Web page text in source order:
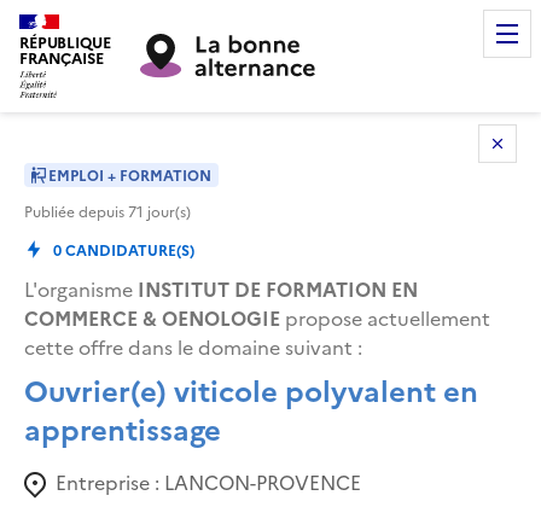
RÉPUBLIQUE
FRANÇAISE
EMPLOI + FORMATION
Publiée depuis71 jour(s)
0CANDIDATURE(S)
L'organisme INSTITUT DE FORMATION EN
COMMERCE & OENOLOGIE propose actuellement
cette offre dans le domaine suivant :
Ouvrier(e) viticole polyvalent en
apprentissage
Entreprise : LANCON-PROVENCE